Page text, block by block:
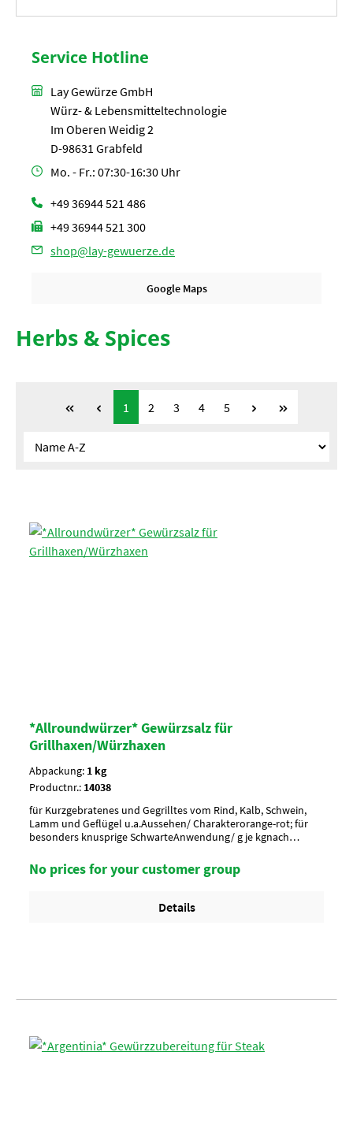
Service Hotline
Lay Gewürze GmbH
Würz- & Lebensmitteltechnologie
Im Oberen Weidig 2
D-98631 Grabfeld
Mo. - Fr.: 07:30-16:30 Uhr
+49 36944 521 486
+49 36944 521 300
shop@lay-gewuerze.de
Google Maps
Herbs & Spices
Page
1 Page
2 Page
3 Page
4 Page
5
*Allroundwürzer* Gewürzsalz für
Grillhaxen/Würzhaxen
Abpackung: 1 kg
Productnr.: 14038
für Kurzgebratenes und Gegrilltes vom Rind, Kalb, Schwein,
Lamm und Geflügel u.a.Aussehen/ Charakterorange-rot; für
besonders knusprige SchwarteAnwendung/ g je kgnach
(DF 100) / 36 Krt. per PaletteArtikel-StatusHalal geeignet
No prices for your customer group
Details